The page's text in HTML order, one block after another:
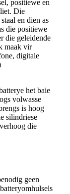
positiewe en
Die
en dien as
die positiewe
die geleidende
maak vir
digitale
het baie
volwasse
is hoog
silindriese
die
geen